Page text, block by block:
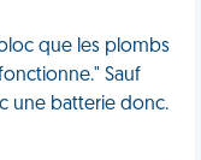
que les plombs
Sauf
une batterie donc.